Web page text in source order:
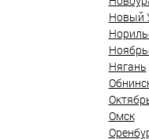
Новый
Нягань
Омск